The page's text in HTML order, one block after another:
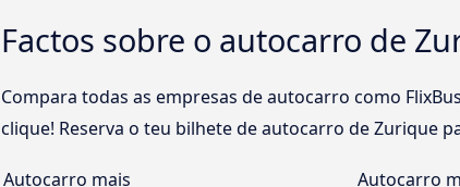
Factos sobre o autocarro de
Compara todas as empresas de autocarro como
clique! Reserva o teu bilhete de autocarro de Zurique
Autocarro mais
Autocarro